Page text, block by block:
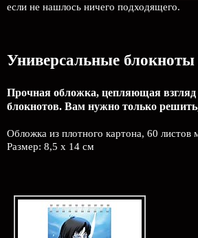
если не нашлось ничего подходящего.
Универсальные
Прочная обложка, цепляющая взгляд
блокнотов. Вам нужно только
Обложка из плотного картона, 60
Размер: 8,5 х 14 см